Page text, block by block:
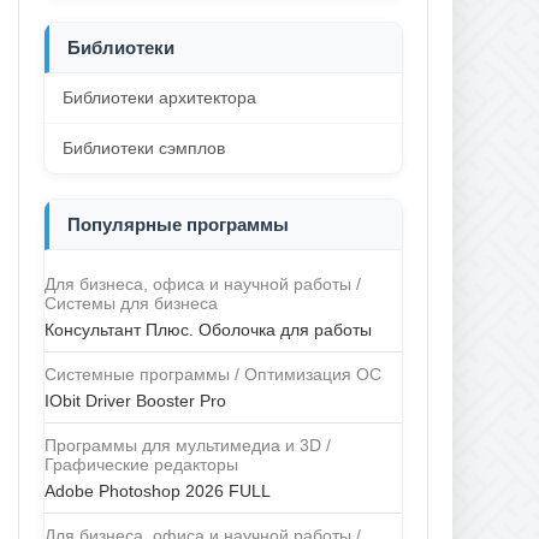
Библиотеки
Библиотеки архитектора
Библиотеки сэмплов
Популярные программы
Для бизнеса, офиса и научной работы /
Системы для бизнеса
Консультант Плюс. Оболочка для работы
Системные программы / Оптимизация ОС
IObit Driver Booster Pro
Программы для мультимедиа и 3D /
Графические редакторы
Adobe Photoshop 2026 FULL